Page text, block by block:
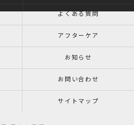
よくある質問
アフターケア
お知らせ
お問い合わせ
サイトマップ